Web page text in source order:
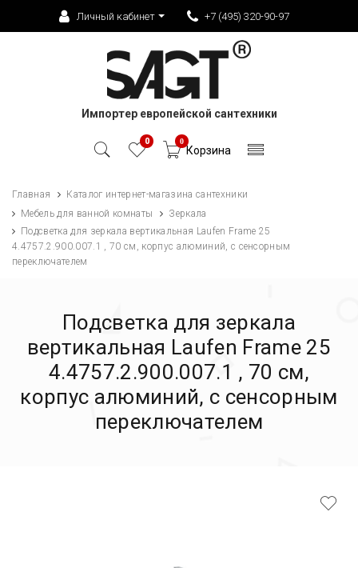
Личный кабинет +7 (495) 320-90-97
Импортер европейской сантехники
0 0
Корзина
Главная
Каталог интернет-магазина сантехники
Мебель для ванной комнаты
Зеркала
Подсветка для зеркала вертикальная Laufen Frame 25
4.4757.2.900.007.1 , 70 см, корпус алюминий, с сенсорным
переключателем
Подсветка для зеркала
вертикальная Laufen Frame 25
4.4757.2.900.007.1 , 70 см,
корпус алюминий, с сенсорным
переключателем